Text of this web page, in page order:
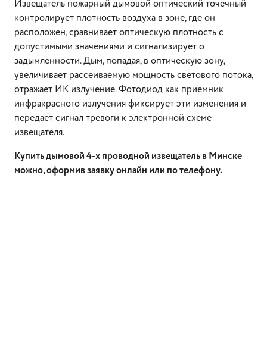
Извещатель пожарный дымовой оптический точечный
контролирует плотность воздуха в зоне, где он
расположен, сравнивает оптическую плотность с
допустимыми значениями и сигнализирует о
задымленности. Дым, попадая, в оптическую зону,
увеличивает рассеиваемую мощность светового потока,
отражает ИК излучение. Фотодиод как приемник
инфракрасного излучения фиксирует эти изменения и
передает сигнал тревоги к электронной схеме
извещателя.
Купить дымовой 4-х проводной извещатель в Минске
можно, оформив заявку онлайн или по телефону.